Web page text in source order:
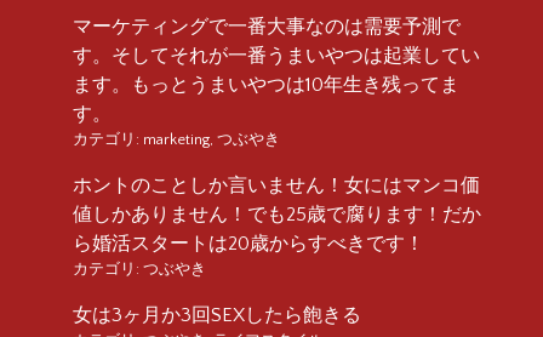
マーケティングで一番大事なのは需要予測で
す。そしてそれが一番うまいやつは起業してい
ます。もっとうまいやつは10年生き残ってま
す。
カテゴリ: marketing, つぶやき
ホントのことしか言いません！女にはマンコ価
値しかありません！でも25歳で腐ります！だか
ら婚活スタートは20歳からすべきです！
カテゴリ: つぶやき
女は3ヶ月か3回SEXしたら飽きる